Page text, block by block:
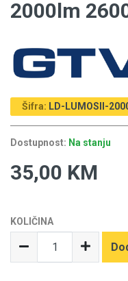
2000lm
Šifra: LD-LUMOSII-
Dostupnost: Na stanju
35,00 KM
KOLIČINA